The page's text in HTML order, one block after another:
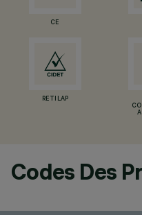
CE
RETILAP
Codes Des